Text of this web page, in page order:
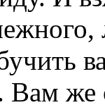
Вам же